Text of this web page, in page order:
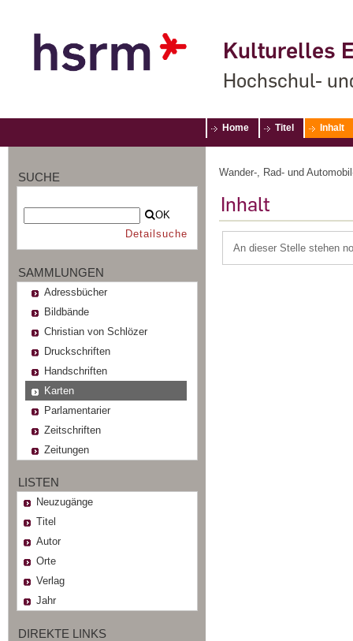
Kulturelles
Hochschul-
Home Titel Inhalt
SUCHE
OK
Detailsuche
SAMMLUNGEN
Adressbücher
Bildbände
Christian von Schlözer
Druckschriften
Handschriften
Karten
Parlamentarier
Zeitschriften
Zeitungen
LISTEN
Neuzugänge
Titel
Autor
Orte
Verlag
Jahr
DIREKTE LINKS
Wander-, Rad- und
Inhalt
An dieser Stelle stehen